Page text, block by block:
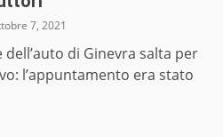
7, 2021
di Ginevra salta per
l’appuntamento era stato